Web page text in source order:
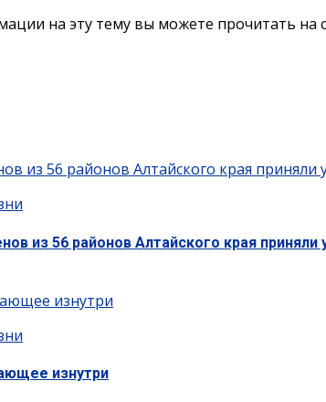
на эту тему вы можете прочитать на
из 56 районов Алтайского края
из 56 районов Алтайского края
изнутри
изнутри